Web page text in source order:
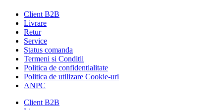
Client B2B
Livrare
Retur
Service
Status comanda
Termeni si Conditii
Politica de confidentialitate
Politica de utilizare Cookie-uri
ANPC
Client B2B